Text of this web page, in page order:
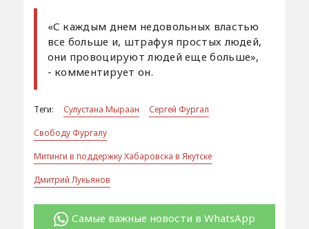
«С каждым днем недовольных властью
все больше и, штрафуя простых людей,
они провоцируют людей еще больше»,
- комментирует он.
Теги: Сулустана Мыраан
Сергей Фургал
Свободу Фургалу
Митинги в поддержку Хабаровска в Якутске
Дмитрий Лукьянов
Самые важные новости в WhatsApp